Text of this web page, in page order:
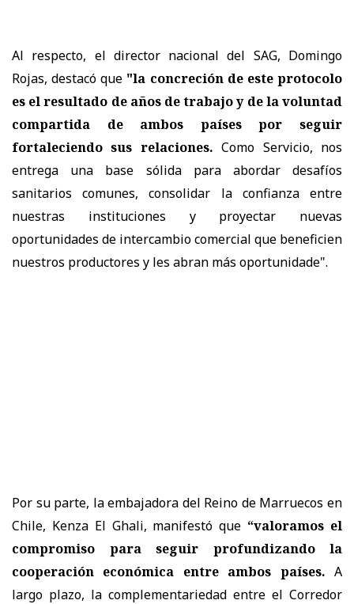
Al respecto, el director nacional del SAG, Domingo
Rojas, destacó que "la concreción de este protocolo
es el resultado de años de trabajo y de la voluntad
compartida de ambos países por seguir
fortaleciendo sus relaciones. Como Servicio, nos
entrega una base sólida para abordar desafíos
sanitarios comunes, consolidar la confianza entre
nuestras instituciones y proyectar nuevas
oportunidades de intercambio comercial que beneficien
nuestros productores y les abran más oportunidade".
Por su parte, la embajadora del Reino de Marruecos en
Chile, Kenza El Ghali, manifestó que “valoramos el
compromiso para seguir profundizando la
cooperación económica entre ambos países. A
largo plazo, la complementariedad entre el Corredor